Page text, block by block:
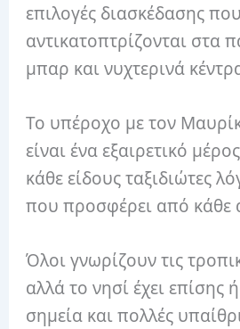
επιλογές διασκέδασης που
αντικατοπτρίζονται στα
μπαρ και νυχτερινά
Το υπέροχο με τον
είναι ένα εξαιρετικό
κάθε είδους ταξιδιώτες
που προσφέρει από κάθε
Όλοι γνωρίζουν τις
αλλά το νησί έχει επίσης
σημεία και πολλές